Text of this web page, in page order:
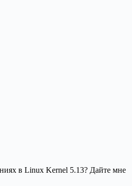
в Linux Kernel 5.13? Дайте мне